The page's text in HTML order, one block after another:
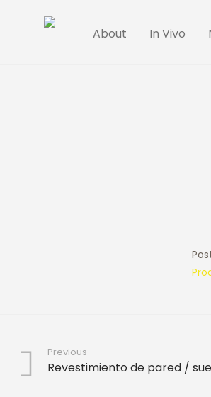
About In Vivo
Previous
Revestimiento de pared /